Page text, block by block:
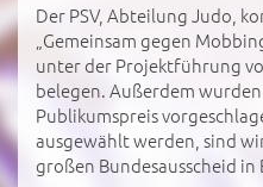
Der PSV, Abteilung Judo,
„Gemeinsam gegen
unter der Projektführung
belegen. Außerdem
Publikumspreis
ausgewählt werden, sind
großen Bundesausscheid